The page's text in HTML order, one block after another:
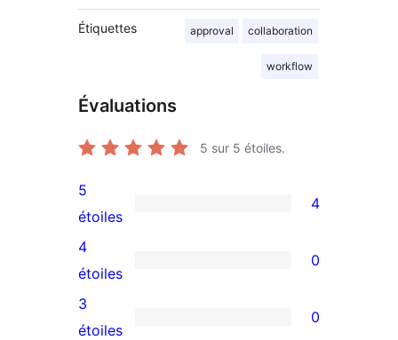
Étiquettes approval collaboration
workflow
Évaluations
5 sur 5 étoiles.
4
avis
à
5
étoiles
5
étoiles
4
0
avis
à
4
étoiles
0
0
3
étoiles
0